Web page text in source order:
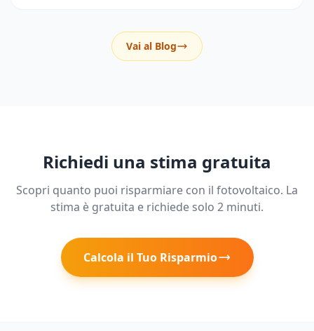
Vai al Blog
Richiedi una stima gratuita
Scopri quanto puoi risparmiare con il fotovoltaico. La
stima è gratuita e richiede solo 2 minuti.
Calcola il Tuo Risparmio